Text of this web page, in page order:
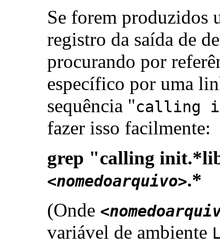
Se forem produzidos
registro da saída de
procurando por
específico por uma
sequência "calling
fazer isso facilmente:
grep "calling
<nomedoarquivo>.*
(Onde
variável de ambiente